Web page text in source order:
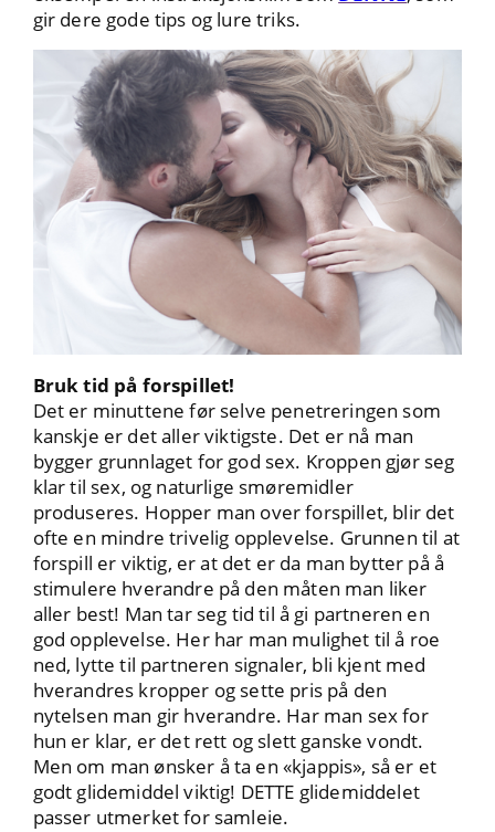
gir dere gode tips og lure triks.
Bruk tid på forspillet!
Det er minuttene før selve penetreringen som
kanskje er det aller viktigste. Det er nå man
bygger grunnlaget for god sex. Kroppen gjør seg
klar til sex, og naturlige smøremidler
produseres. Hopper man over forspillet, blir det
ofte en mindre trivelig opplevelse. Grunnen til at
forspill er viktig, er at det er da man bytter på å
stimulere hverandre på den måten man liker
aller best! Man tar seg tid til å gi partneren en
god opplevelse. Her har man mulighet til å roe
ned, lytte til partneren signaler, bli kjent med
hverandres kropper og sette pris på den
nytelsen man gir hverandre. Har man sex for
hun er klar, er det rett og slett ganske vondt.
Men om man ønsker å ta en «kjappis», så er et
godt glidemiddel viktig! DETTE glidemiddelet
passer utmerket for samleie.